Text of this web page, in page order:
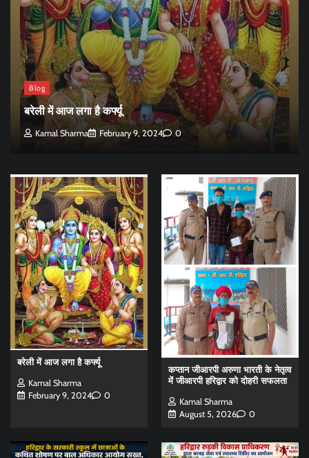
Blog
बरेली में आज लगा है कर्फ्यू
Kamal Sharma February 9, 2024 0
बरेली में आज लगा है कर्फ्यू
Kamal Sharma
February 9, 2024
0
कप्तान जीआरपी अरुणा भारती के नेतृत्व
में जीआरपी हरिद्वार को दोहरी सफलता
Kamal Sharma
August 5, 2026
0